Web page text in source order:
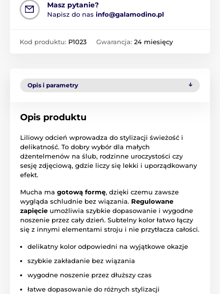
Masz pytanie?
Napisz do nas info@galamodino.pl
Kod produktu: P1023 Gwarancja: 24 miesięcy
Opis i parametry
Opis produktu
Liliowy odcień wprowadza do stylizacji świeżość i
delikatność. To dobry wybór dla małych
dżentelmenów na ślub, rodzinne uroczystości czy
sesję zdjęciową, gdzie liczy się lekki i uporządkowany
efekt.
Mucha ma gotową formę, dzięki czemu zawsze
wygląda schludnie bez wiązania. Regulowane
zapięcie umożliwia szybkie dopasowanie i wygodne
noszenie przez cały dzień. Subtelny kolor łatwo łączy
się z innymi elementami stroju i nie przytłacza całości.
delikatny kolor odpowiedni na wyjątkowe okazje
szybkie zakładanie bez wiązania
wygodne noszenie przez dłuższy czas
łatwe dopasowanie do różnych stylizacji